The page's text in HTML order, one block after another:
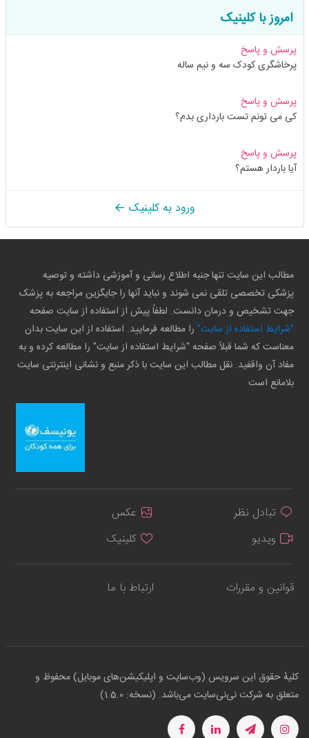
امروز با کلینیک
پرسش و پاسخ
پرخاشگری کودک سه و نیم ساله
پرسش و پاسخ
کی می تونم تست بارداری بدم؟
پرسش و پاسخ
آیا باردار هستم؟
ورود به کلینیک
مطالب این سایت تنها جنبه اطلاع رسانی و آموزشی داشته و توصیه
پزشکی تخصصی تلقی نمی شوند و نباید آنها را جایگزین مراجعه به پزشک
جهت تشخیص و درمان دانست. لطفاً پیش از استفاده از سایت صفحه
"شرایط استفاده از سایت" را مطالعه فرمایید. استفاده از این سایت بدان
معناست که شما قبلاً صفحه "شرایط استفاده از سایت" را مطالعه کرده و به
مفاد آن واقفید. نقل مطالب این سایت با ذکر منبع و نشانی اینترنتی سایت
بلامانع است
تبادل نظر
عکس
ویدیو
کلینیک
قوانین و مقررات ارتباط با ما
کلیهٔ حقوق این سرویس (وب‌سایت و اپلیکیشن‌های موبایل) محفوظ و
متعلق به شرکت نی‌نی‌سایت می‌باشد. (نسخه: 1.5.0)